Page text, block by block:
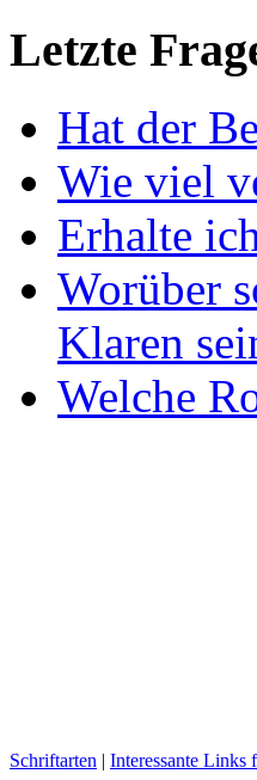
Letzte
Hat der
Wie viel
Erhalte
Worüber
Klaren
Welche
Schriftarten | Interessante Links